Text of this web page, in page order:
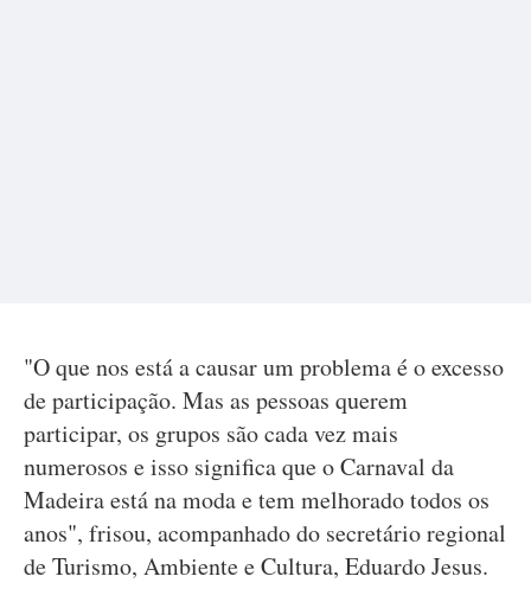
"O que nos está a causar um problema é o excesso
de participação. Mas as pessoas querem
participar, os grupos são cada vez mais
numerosos e isso significa que o Carnaval da
Madeira está na moda e tem melhorado todos os
anos", frisou, acompanhado do secretário regional
de Turismo, Ambiente e Cultura, Eduardo Jesus.